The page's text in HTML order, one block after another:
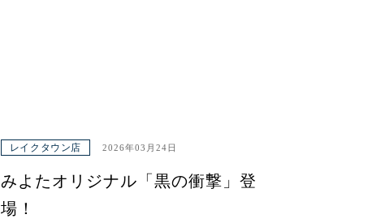
レイクタウン店 2026年03月24日
みよたオリジナル「黒の衝撃」登
場！